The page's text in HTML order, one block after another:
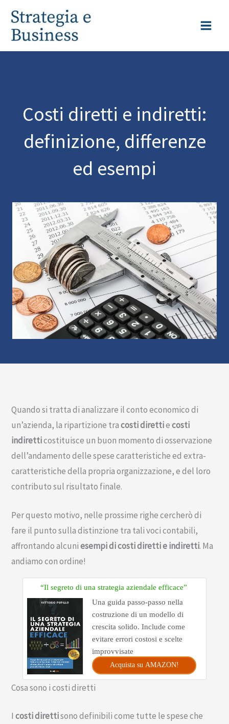
contenuto
Costi diretti e indiretti:
definizione, differenze
ed esempi
Quando si tratta di analizzare il conto economico di
un’azienda, la ripartizione tracosti direttiecosti
indiretticostituisce un buon momento di osservazione
dell’andamento delle spese caratteristiche ed extra-
caratteristiche della propria organizzazione, e del loro
contributo sul risultato finale.
Per questo motivo, nelle prossime righe cercherò di
fare il punto sulla distinzione tra tali voci contabili,
affrontando alcuniesempi di costi diretti e indiretti. Ma
andiamo con ordine!
“Il segreto di una strategia aziendale efficace”
Una guida passo-passo nella
costruzione di un modello di
crescita solido. Include come
evitare errori costosi e scelte
improvvisate
Acquista su AMAZON!
Cosa sono i costi diretti
Icosti direttisono definibili come tutte le spese che